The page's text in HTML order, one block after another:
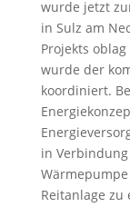
wurde jetzt
in Sulz am
Projekts oblag
wurde der
koordiniert.
in
Reitanlage